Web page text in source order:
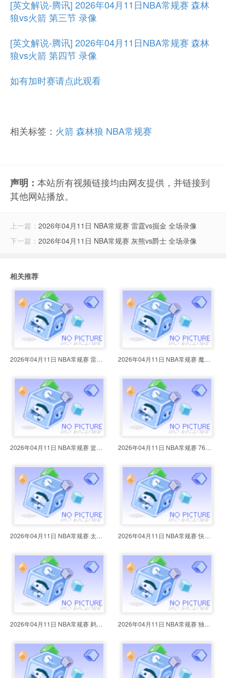
[英文解说-腾讯] 2026年04月11日NBA常规赛 森林
狼vs火箭 第三节 录像
[英文解说-腾讯] 2026年04月11日NBA常规赛 森林
狼vs火箭 第四节 录像
如有加时赛请点此观看
相关标签： 火箭森林狼 NBA常规赛
声明： 本站所有视频链接均由网友提供，并链接到
其他网站播放。
上一篇： 2026年04月11日 NBA常规赛 雷霆vs掘金 全场录像
下一篇： 2026年04月11日 NBA常规赛 灰熊vs爵士 全场录像
相关推荐
2026年04月11日 NBA常规赛 雷霆vs 2026年04月11日 NBA常规赛 魔术vs
2026年04月11日 NBA常规赛 篮网vs 2026年04月11日 NBA常规赛 76人vs
2026年04月11日 NBA常规赛 太阳vs 2026年04月11日 NBA常规赛 快船vs
2026年04月11日 NBA常规赛 鹈鹕vs 2026年04月11日 NBA常规赛 独行侠v